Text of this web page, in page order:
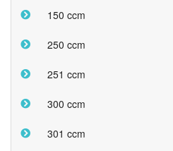
150 ccm
250 ccm
251 ccm
300 ccm
301 ccm